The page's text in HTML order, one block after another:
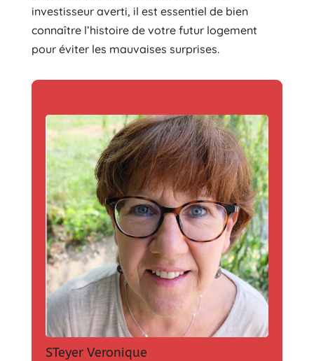
investisseur averti, il est essentiel de bien
connaître l’histoire de votre futur logement
pour éviter les mauvaises surprises.
STeyer Veronique